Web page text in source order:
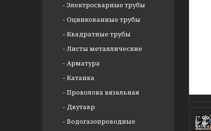
Электросварные трубы
Оцинкованные трубы
Квадратные трубы
Листы металлические
Арматура
Катанка
Проволока вязальная
Двутавр
Водогазопроводные